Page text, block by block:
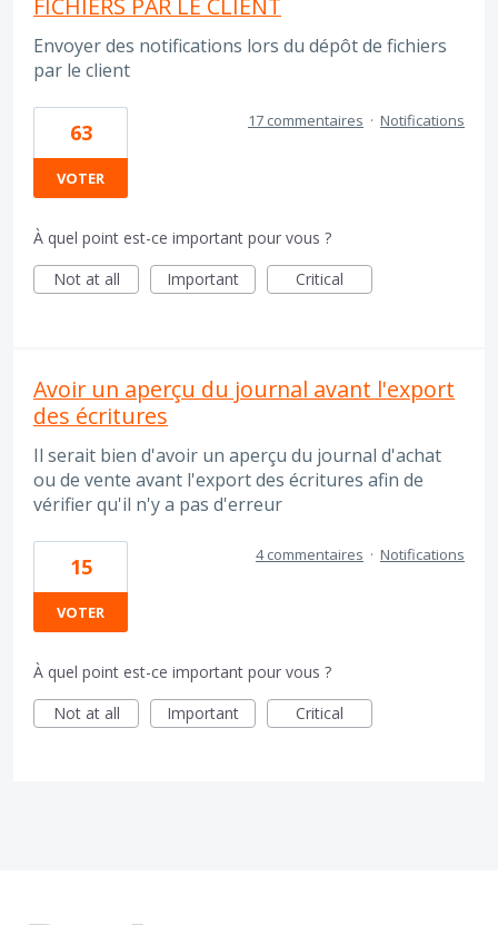
Envoyer des notifications lors du dépôt de fichiers
par le client
63
VOTER
17 commentaires · Notifications
À quel point est-ce important pour vous ?
Not at all
Important Critical
Avoir un aperçu du journal avant l'export
des écritures
Il serait bien d'avoir un aperçu du journal d'achat
ou de vente avant l'export des écritures afin de
vérifier qu'il n'y a pas d'erreur
15
VOTER
4 commentaires · Notifications
À quel point est-ce important pour vous ?
Not at all
Important Critical